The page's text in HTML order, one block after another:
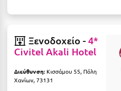
Ναύπλιο
Νέα Στύρα Εύβοιας
Ξενοδοχείο -4*
Civitel Akali Hotel
Διεύθυνση: Κισσάμου 55, Πόλη
Χανίων, 73131